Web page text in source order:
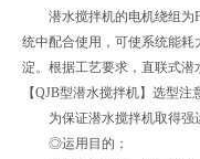
潜水搅拌机的电机绕组为F
统中配合使用，可使系统能
淀。根据工艺要求，直联式潜
【QJB型潜水搅拌机】选型注
为保证潜水搅拌机取得强
◎运用目的；